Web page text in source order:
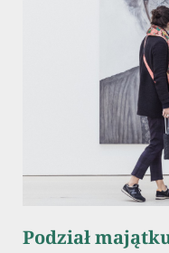
Podział